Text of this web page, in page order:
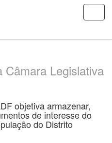
Câmara Legislativa
objetiva armazenar,
de interesse do
do Distrito